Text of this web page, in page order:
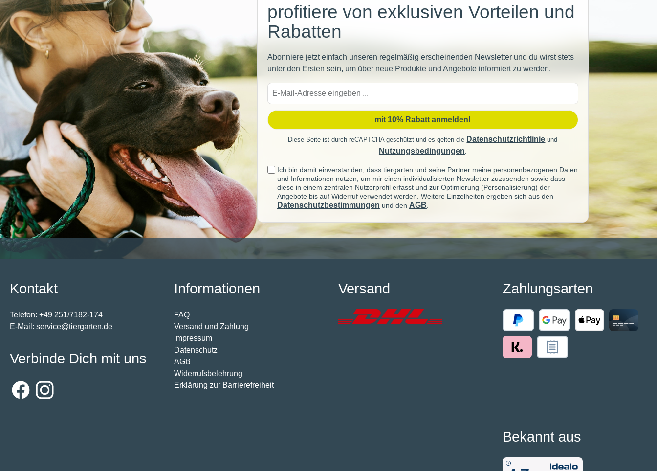
profitiere von exklusiven Vorteilen und
Rabatten
Abonniere jetzt einfach unseren regelmäßig erscheinenden Newsletter und du wirst stets
unter den Ersten sein, um über neue Produkte und Angebote informiert zu werden.
Adresse
mit 10% Rabatt anmelden!
Diese Seite ist durch reCAPTCHA geschützt und es gelten die Datenschutzrichtlinie und
Nutzungsbedingungen.
Ich bin damit einverstanden, dass tiergarten und seine Partner meine personenbezogenen Daten
und Informationen nutzen, um mir einen individualisierten Newsletter zuzusenden sowie dass
diese in einem zentralen Nutzerprofil erfasst und zur Optimierung (Personalisierung) der
Angebote bis auf Widerruf verwendet werden. Weitere Einzelheiten ergeben sich aus den
Datenschutzbestimmungen und den AGB
Kontakt
Telefon: +49 251/7182-174
E-Mail: service@tiergarten.de
Informationen
FAQ
Versand und Zahlung
Impressum
Datenschutz
AGB
Widerrufsbelehrung
Erklärung zur Barrierefreiheit
Versand Zahlungsarten
Verbinde Dich mit uns
FacebookInstagram
Bekannt aus